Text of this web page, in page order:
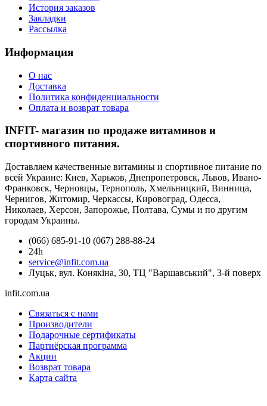
История заказов
Закладки
Рассылка
Информация
О нас
Доставка
Политика конфиденциальности
Оплата и возврат товара
INFIT- магазин по продаже витаминов и
спортивного питания.
Доставляем качественные витамины и спортивное питание по
всей Украине: Киев, Харьков, Днепропетровск, Львов, Ивано-
Франковск, Черновцы, Тернополь, Хмельницкий, Винница,
Чернигов, Житомир, Черкассы, Кировоград, Одесса,
Николаев, Херсон, Запорожье, Полтава, Сумы и по другим
городам Украины.
(066) 685-91-10 (067) 288-88-24
24h
service@infit.com.ua
Луцьк, вул. Конякіна, 30, ТЦ "Варшавський", 3-й поверх
infit.com.ua
Связаться с нами
Производители
Подарочные сертификаты
Партнёрская программа
Акции
Возврат товара
Карта сайта